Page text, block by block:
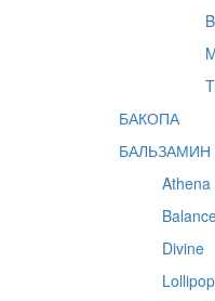
БАКОПА
БАЛЬЗАМИН
Athena
Divine
Lollipop